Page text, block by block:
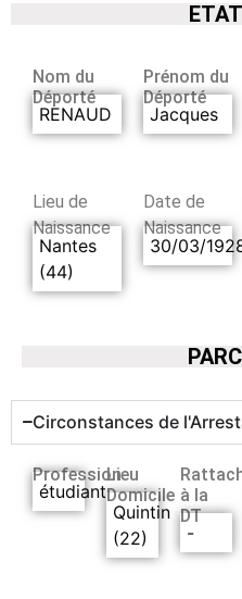
Nom du
Déporté
RENAUD
Prénom du
Déporté
Jacques
Lieu de
Naissance
Nantes
(44)
Date de
Naissance
30/03/
Circonstances de
Profession
étudiant
Lieu
Domicile
Quintin
(22)
à la
DT
-